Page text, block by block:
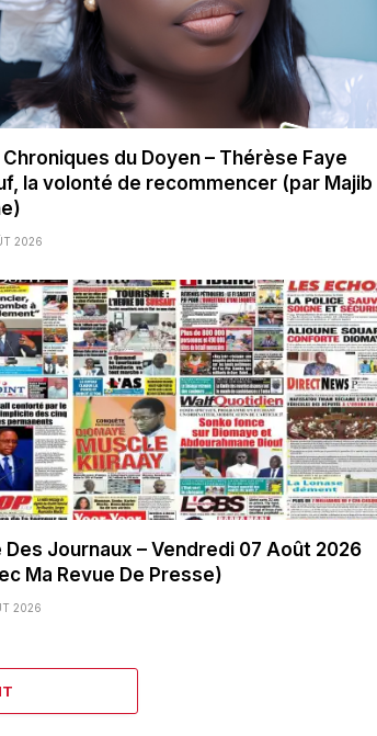
Chroniques du Doyen – Thérèse Faye
la volonté de recommencer (par Majib
2026
Des Journaux – Vendredi 07 Août 2026
Ma Revue De Presse)
2026